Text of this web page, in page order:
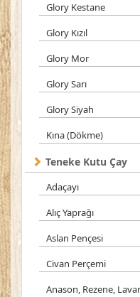
Glory Kestane
Glory Kızıl
Glory Mor
Glory Sarı
Glory Siyah
Kına (Dökme)
Teneke Kutu Çay
Adaçayı
Alıç Yaprağı
Aslan Pençesi
Civan Perçemi
Anason, Rezene,